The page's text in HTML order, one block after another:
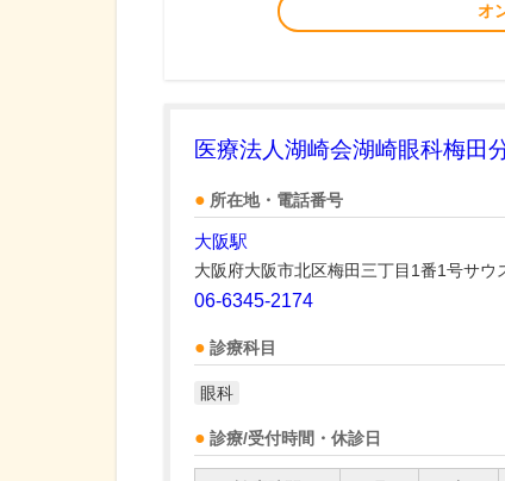
オ
医療法人湖崎会湖崎眼科梅田
所在地・電話番号
大阪駅
大阪府大阪市北区梅田三丁目1番1号サウ
06-6345-2174
診療科目
眼科
診療/受付時間・休診日